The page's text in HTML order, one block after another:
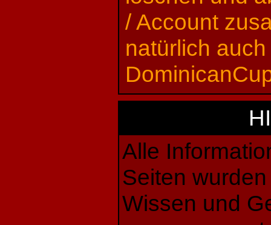
/ Account
natürlich
Alle
Seiten
Wissen und